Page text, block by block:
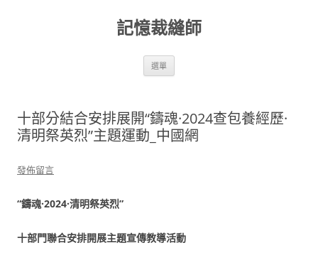
記憶裁縫師
選單
十部分結合安排展開“鑄魂·2024查包養經歷·
清明祭英烈”主題運動_中國網
發佈留言
“鑄魂·2024·清明祭英烈”
十部門聯合安排開展主題宣傳教導活動